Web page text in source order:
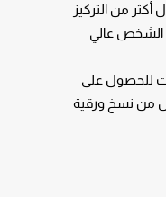
من التركيز
الشخص عالي
للحصول على
من نسخ ورقية